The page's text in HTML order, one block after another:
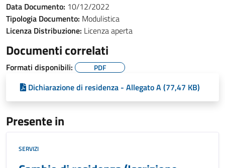
Data Documento: 10/12/2022
Tipologia Documento: Modulistica
Licenza Distribuzione: Licenza aperta
Documenti correlati
Formati disponibili: PDF
Dichiarazione di residenza - Allegato A (77,47 KB)
Presente in
SERVIZI